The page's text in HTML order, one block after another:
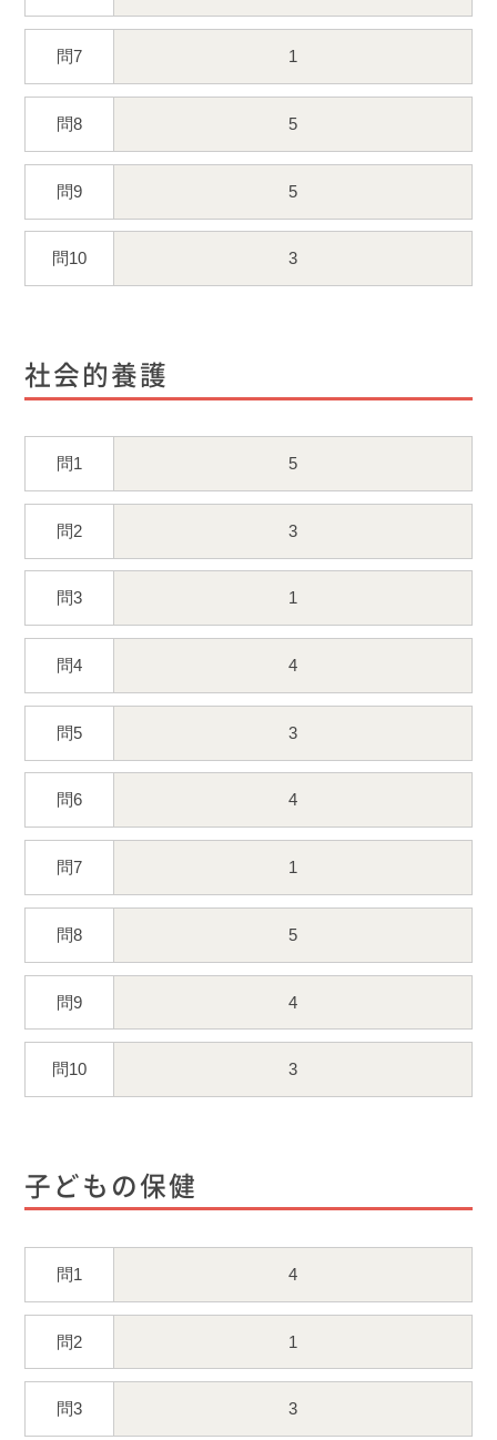
問7 1
問8 5
問9 5
問10 3
社会的養護
問1 5
問2 3
問3 1
問4 4
問5 3
問6 4
問7 1
問8 5
問9 4
問10 3
子どもの保健
問1 4
問2 1
問3 3